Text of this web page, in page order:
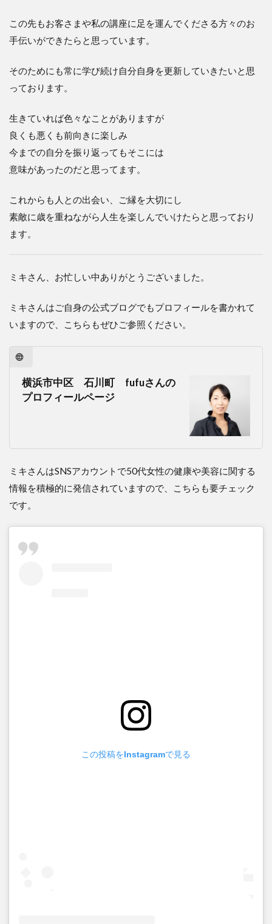
この先もお客さまや私の講座に足を運んでくださる方々のお
手伝いができたらと思っています。
そのためにも常に学び続け自分自身を更新していきたいと思
っております。
生きていれば色々なことがありますが
良くも悪くも前向きに楽しみ
今までの自分を振り返ってもそこには
意味があったのだと思ってます。
これからも人との出会い、ご縁を大切にし
素敵に歳を重ねながら人生を楽しんでいけたらと思っており
ます。
ミキさん、お忙しい中ありがとうございました。
ミキさんはご自身の公式ブログでもプロフィールを書かれて
いますので、こちらもぜひご参照ください。
横浜市中区 石川町 fufuさんの
プロフィールページ
ミキさんはSNSアカウントで50代女性の健康や美容に関する
情報を積極的に発信されていますので、こちらも要チェック
です。
この投稿をInstagramで見る